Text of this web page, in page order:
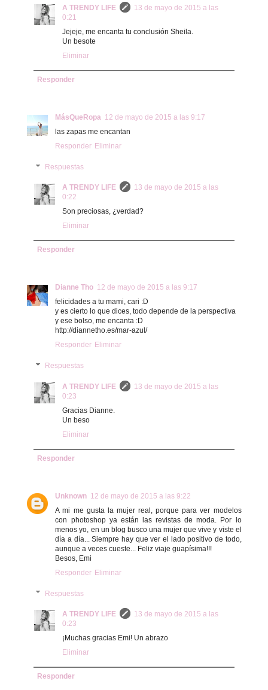
A TRENDY LIFE
13 de mayo de 2015 a las
0:21
Jejeje, me encanta tu conclusión Sheila.
Un besote
Eliminar
Responder
MásQueRopa 12 de mayo de 2015 a las 9:17
las zapas me encantan
Responder Eliminar
Respuestas
A TRENDY LIFE
13 de mayo de 2015 a las
0:22
Son preciosas, ¿verdad?
Eliminar
Responder
Dianne Tho 12 de mayo de 2015 a las 9:17
felicidades a tu mami, cari :D
y es cierto lo que dices, todo depende de la perspectiva
y ese bolso, me encanta :D
http://diannetho.es/mar-azul/
Responder Eliminar
Respuestas
A TRENDY LIFE
13 de mayo de 2015 a las
0:23
Gracias Dianne.
Un beso
Eliminar
Responder
Unknown 12 de mayo de 2015 a las 9:22
A mi me gusta la mujer real, porque para ver modelos
con photoshop ya están las revistas de moda. Por lo
menos yo, en un blog busco una mujer que vive y viste el
día a día... Siempre hay que ver el lado positivo de todo,
aunque a veces cueste... Feliz viaje guapísima!!!
Besos, Emi
Responder Eliminar
Respuestas
A TRENDY LIFE
13 de mayo de 2015 a las
0:23
¡Muchas gracias Emi! Un abrazo
Eliminar
Responder